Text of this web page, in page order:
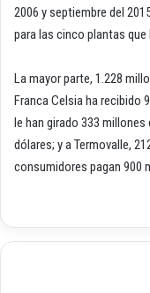
2006 y septiembre del
para las cinco plantas
La mayor parte, 1.228
Franca Celsia ha recibido
le han girado 333
dólares; y a Termovalle,
consumidores pagan 900